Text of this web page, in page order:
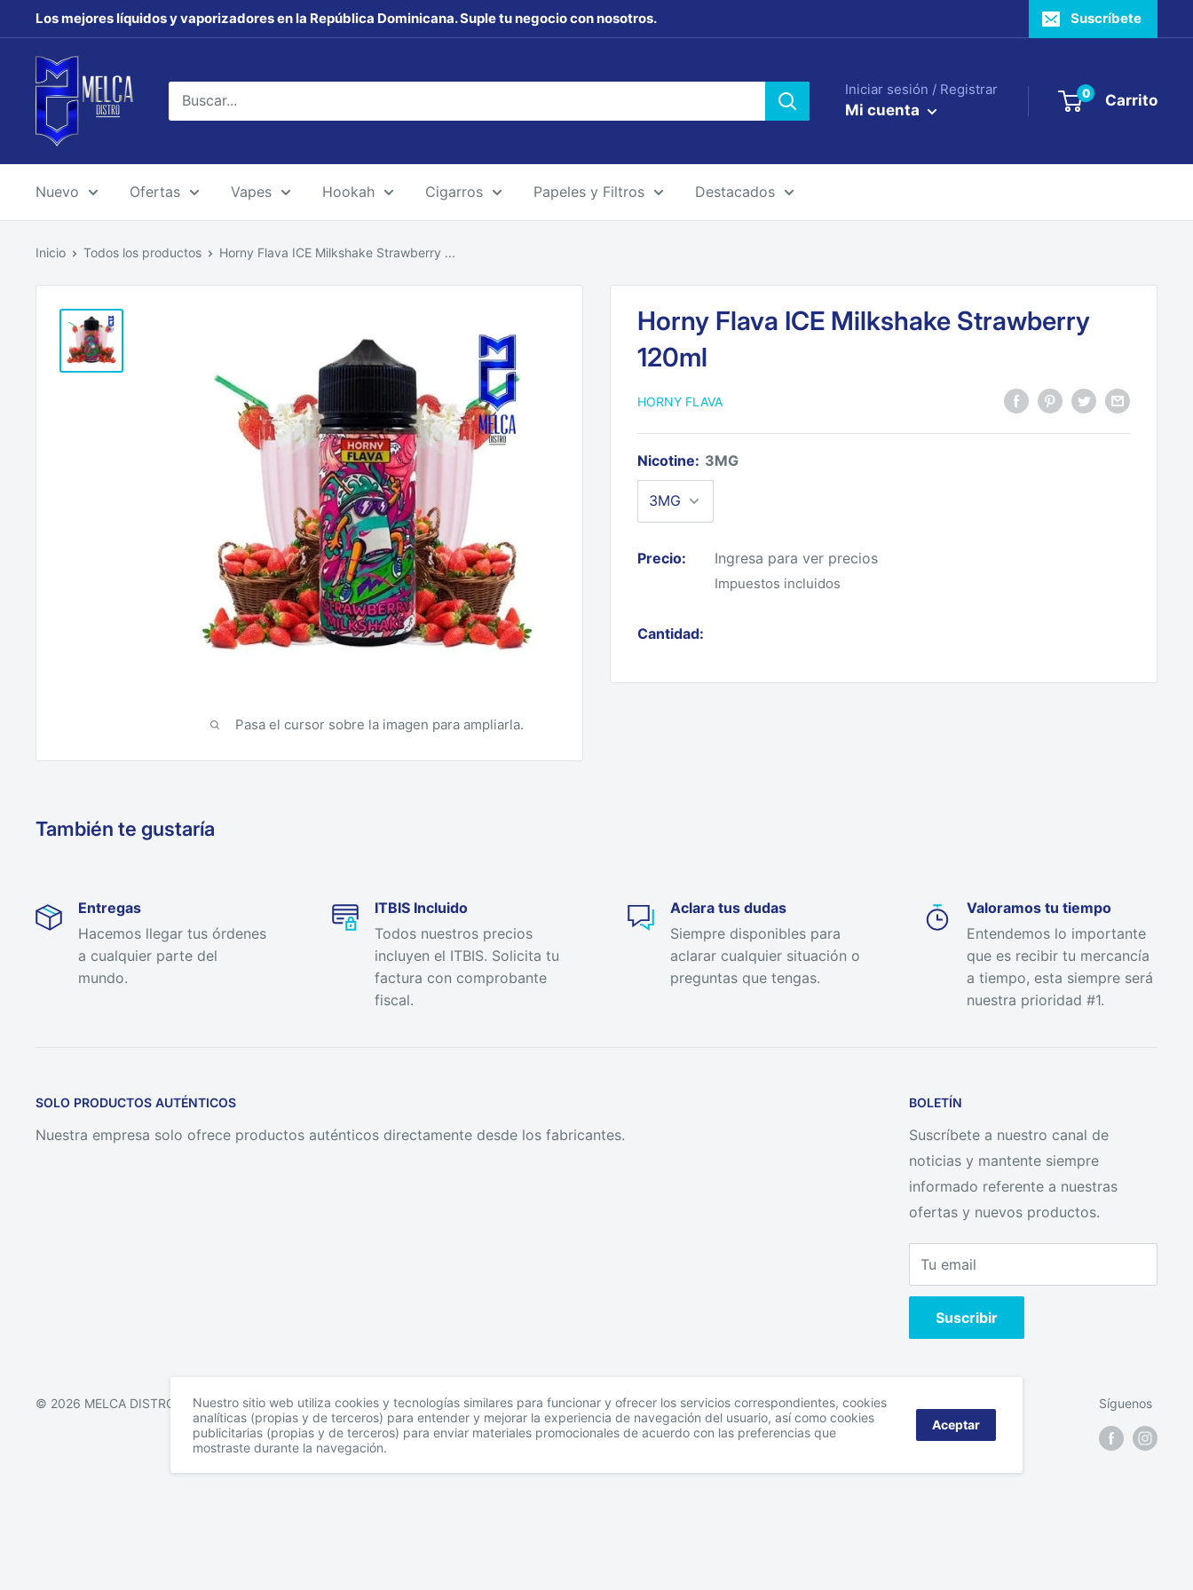
directamente
contenido
Los mejores líquidos y vaporizadores en la República Dominicana. Suple tu negocio con nosotros. Suscríbete
MELCA
DISTRO
Iniciar sesión / Registrar
Mi cuenta
0 Carrito
Nuevo Ofertas Vapes Hookah Cigarros Papeles y Filtros Destacados
Inicio Todos los productos Horny Flava ICE Milkshake Strawberry ...
Pasa el cursor sobre la imagen para ampliarla.
Horny Flava ICE Milkshake Strawberry
120ml
HORNY FLAVA
Nicotine: 3MG
Precio: Ingresa para ver precios
Impuestos incluidos
Cantidad:
También te gustaría
Entregas
Hacemos llegar tus órdenes
a cualquier parte del
mundo.
ITBIS Incluido
Todos nuestros precios
incluyen el ITBIS. Solicita tu
factura con comprobante
fiscal.
Aclara tus dudas
Siempre disponibles para
aclarar cualquier situación o
preguntas que tengas.
Valoramos tu tiempo
Entendemos lo importante
que es recibir tu mercancía
a tiempo, esta siempre será
nuestra prioridad #1.
SOLO PRODUCTOS AUTÉNTICOS
Nuestra empresa solo ofrece productos auténticos directamente desde los fabricantes.
BOLETÍN
Suscríbete a nuestro canal de
noticias y mantente siempre
informado referente a nuestras
ofertas y nuevos productos.
Tu email
Suscribir
© 2026 MELCA DISTRO Síguenos
Nuestro sitio web utiliza cookies y tecnologías similares para funcionar y ofrecer los servicios correspondientes, cookies
analíticas (propias y de terceros) para entender y mejorar la experiencia de navegación del usuario, así como cookies
publicitarias (propias y de terceros) para enviar materiales promocionales de acuerdo con las preferencias que
mostraste durante la navegación.
Aceptar